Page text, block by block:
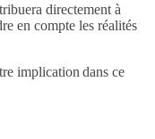
directement à
en compte les réalités
implication dans ce